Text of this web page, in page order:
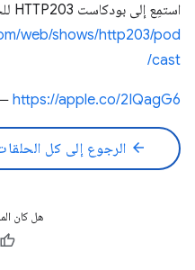
استمِع إلى بودكاست HTTP203 للحصول على مزيد من المحتوى. →
web/shows/http203/pod
cast/
https://apple.co/2IQagG6
arrow_back الرجوع إلى كل
هل كان